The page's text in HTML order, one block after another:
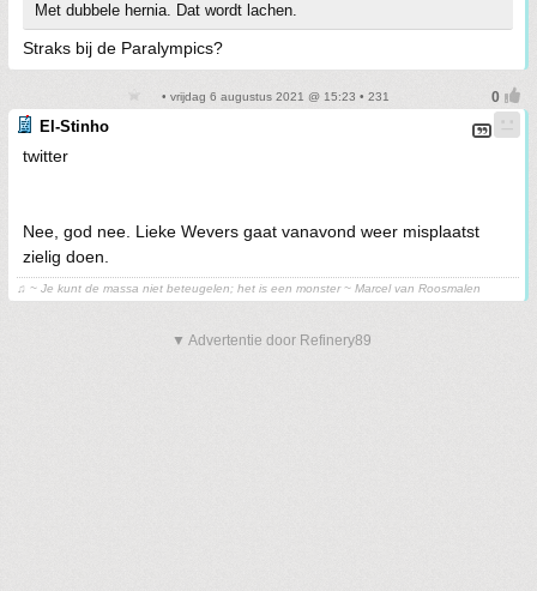
Met dubbele hernia. Dat wordt lachen.
Straks bij de Paralympics?
• vrijdag 6 augustus 2021 @ 15:23 • 231
El-Stinho
twitter
Nee, god nee. Lieke Wevers gaat vanavond weer misplaatst
zielig doen.
♫ ~ Je kunt de massa niet beteugelen; het is een monster ~ Marcel van Roosmalen
▼ Advertentie door Refinery89